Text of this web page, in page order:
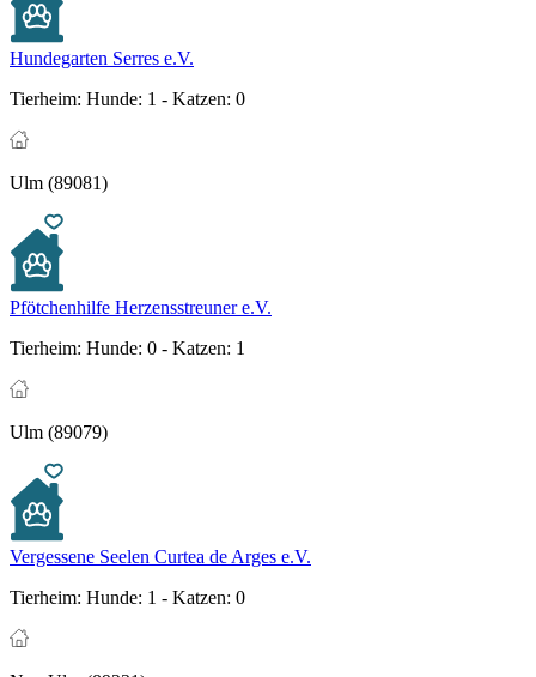
Hundegarten Serres e.V.
Tierheim: Hunde: 1 - Katzen: 0
Ulm (89081)
Pfötchenhilfe Herzensstreuner e.V.
Tierheim: Hunde: 0 - Katzen: 1
Ulm (89079)
Vergessene Seelen Curtea de Arges e.V.
Tierheim: Hunde: 1 - Katzen: 0